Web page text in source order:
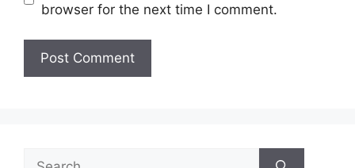
browser for the next time I comment.
Search